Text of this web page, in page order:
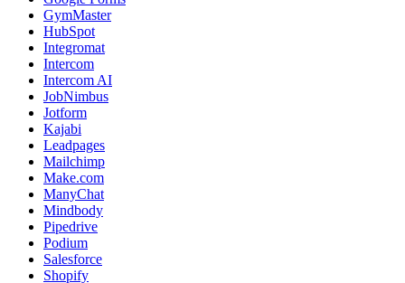
GymMaster
HubSpot
Integromat
Intercom
Intercom AI
JobNimbus
Jotform
Kajabi
Leadpages
Mailchimp
Make.com
ManyChat
Mindbody
Pipedrive
Podium
Salesforce
Shopify